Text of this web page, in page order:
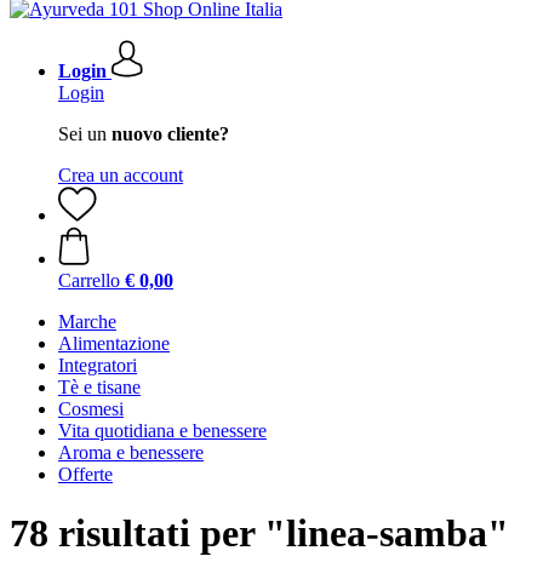
Login
Login
Sei un nuovo cliente?
Crea un account
Carrello € 0,00
Marche
Alimentazione
Integratori
Tè e tisane
Cosmesi
Vita quotidiana e benessere
Aroma e benessere
Offerte
78 risultati per "linea-samba"